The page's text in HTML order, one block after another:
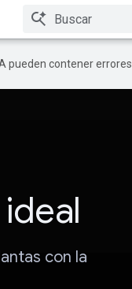
pueden contener errores.
con la